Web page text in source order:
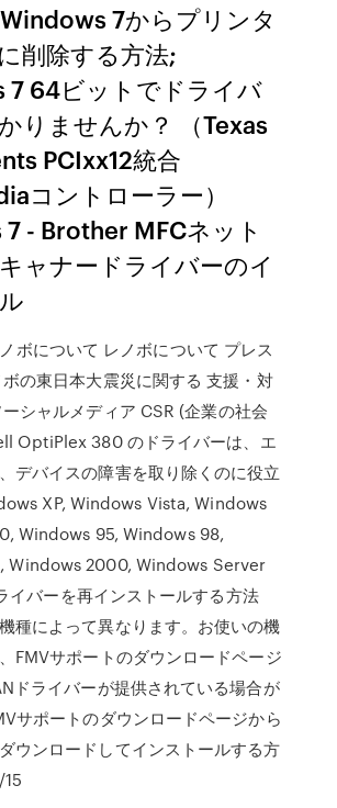
7からプリンタ
削除する方法;
7 64ビットでドライバ
りませんか？ （Texas
PCIxx12統合
コントローラー）
- Brother MFCネット
ャナードライバーのイ
ボについて レノボについて プレス
の東日本大震災に関する 支援・対
シャルメディア CSR (企業の社会
OptiPlex 380 のドライバーは、エ
デバイスの障害を取り除くのに役立
XP, Windows Vista, Windows
Windows 95, Windows 98,
Windows 2000, Windows Server
イバーを再インストールする方法
種によって異なります。お使いの機
FMVサポートのダウンロードページ
ドライバーが提供されている場合が
サポートのダウンロードページから
ウンロードしてインストールする方